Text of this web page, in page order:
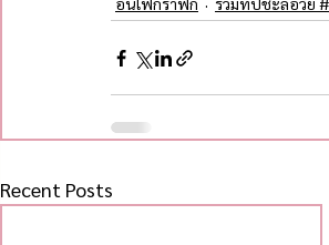
Recent Posts